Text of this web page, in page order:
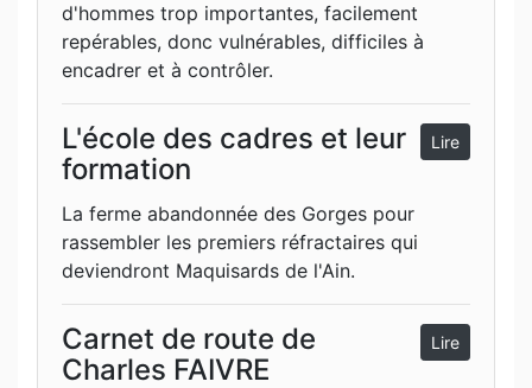
d'hommes trop importantes, facilement
repérables, donc vulnérables, difficiles à
encadrer et à contrôler.
Lire
L'école des cadres et leur
formation
La ferme abandonnée des Gorges pour
rassembler les premiers réfractaires qui
deviendront Maquisards de l'Ain.
Lire
Carnet de route de
Charles FAIVRE